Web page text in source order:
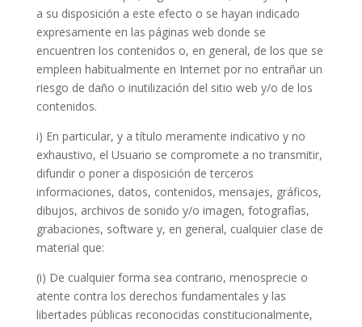
a su disposición a este efecto o se hayan indicado
expresamente en las páginas web donde se
encuentren los contenidos o, en general, de los que se
empleen habitualmente en Internet por no entrañar un
riesgo de daño o inutilización del sitio web y/o de los
contenidos.
i) En particular, y a título meramente indicativo y no
exhaustivo, el Usuario se compromete a no transmitir,
difundir o poner a disposición de terceros
informaciones, datos, contenidos, mensajes, gráficos,
dibujos, archivos de sonido y/o imagen, fotografías,
grabaciones, software y, en general, cualquier clase de
material que:
(i) De cualquier forma sea contrario, menosprecie o
atente contra los derechos fundamentales y las
libertades públicas reconocidas constitucionalmente,